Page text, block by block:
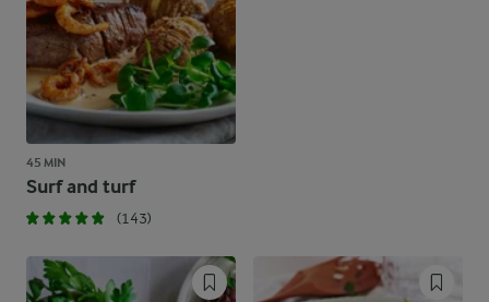
45 MIN
Surf and turf
(143)